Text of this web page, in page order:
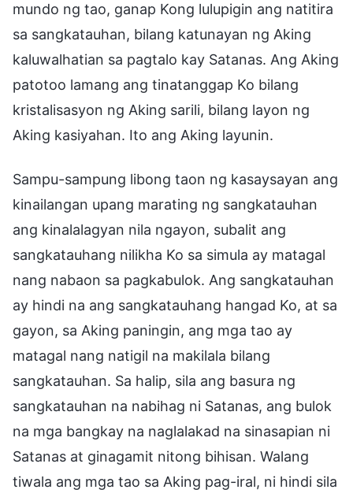
mundo ng tao, ganap Kong lulupigin ang natitira
sa sangkatauhan, bilang katunayan ng Aking
kaluwalhatian sa pagtalo kay Satanas. Ang Aking
patotoo lamang ang tinatanggap Ko bilang
kristalisasyon ng Aking sarili, bilang layon ng
Aking kasiyahan. Ito ang Aking layunin.
Sampu-sampung libong taon ng kasaysayan ang
kinailangan upang marating ng sangkatauhan
ang kinalalagyan nila ngayon, subalit ang
sangkatauhang nilikha Ko sa simula ay matagal
nang nabaon sa pagkabulok. Ang sangkatauhan
ay hindi na ang sangkatauhang hangad Ko, at sa
gayon, sa Aking paningin, ang mga tao ay
matagal nang natigil na makilala bilang
sangkatauhan. Sa halip, sila ang basura ng
sangkatauhan na nabihag ni Satanas, ang bulok
na mga bangkay na naglalakad na sinasapian ni
Satanas at ginagamit nitong bihisan. Walang
tiwala ang mga tao sa Aking pag-iral, ni hindi sila